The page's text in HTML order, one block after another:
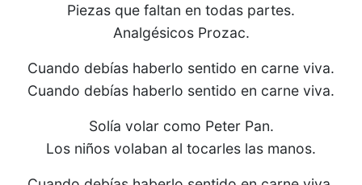
Piezas que faltan en todas partes.
Analgésicos Prozac.
Cuando debías haberlo sentido en carne viva.
Cuando debías haberlo sentido en carne viva.
Solía volar como Peter Pan.
Los niños volaban al tocarles las manos.